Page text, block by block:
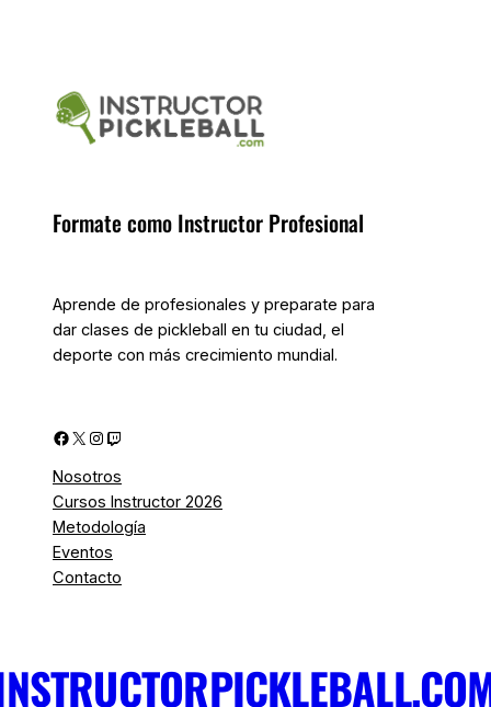
Formate como Instructor Profesional
Aprende de profesionales y preparate para
dar clases de pickleball en tu ciudad, el
deporte con más crecimiento mundial.
Facebook X Instagram Twitch
Nosotros
Cursos Instructor 2026
Metodología
Eventos
Contacto